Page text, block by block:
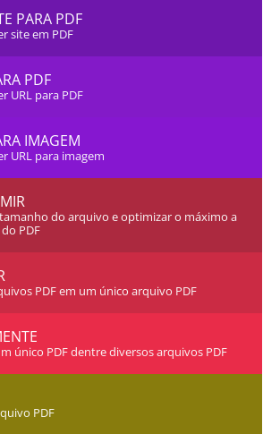
PARA PDF
site em PDF
PDF
URL para PDF
IMAGEM
URL para imagem
do arquivo e optimizar o máximo a
PDF
PDF em um único arquivo PDF
único PDF dentre diversos arquivos PDF
PDF